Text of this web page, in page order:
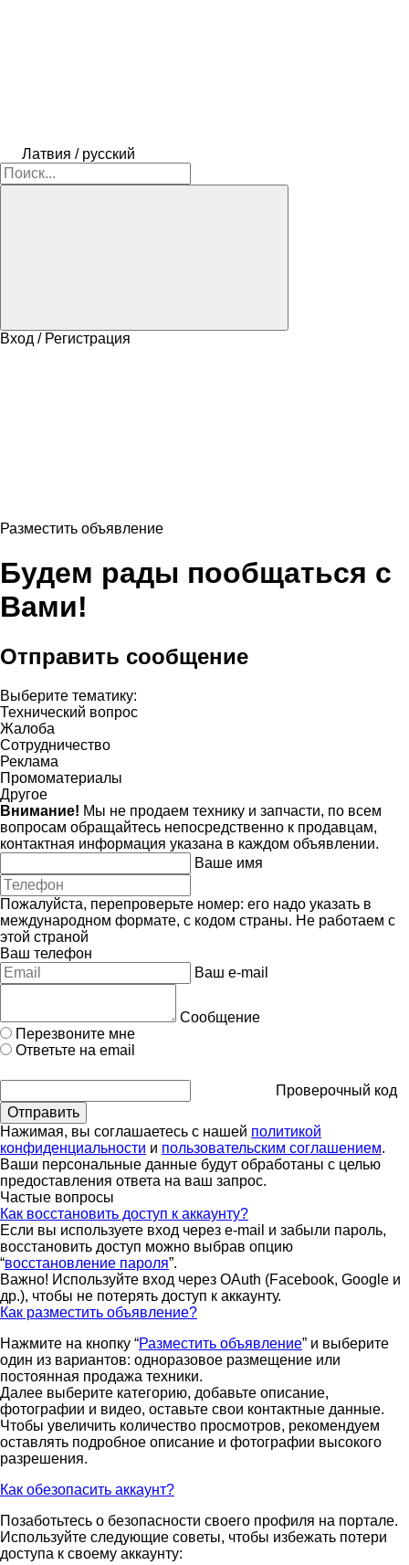
Латвия / русский
Вход / Регистрация
Разместить объявление
Будем рады пообщаться с
Вами!
Отправить сообщение
Выберите тематику:
Технический вопрос
Жалоба
Сотрудничество
Реклама
Промоматериалы
Другое
Внимание! Мы не продаем технику и запчасти, по всем
вопросам обращайтесь непосредственно к продавцам,
контактная информация указана в каждом объявлении.
Ваше имя
Пожалуйста, перепроверьте номер: его надо указать в
международном формате, с кодом страны. Не работаем с
этой страной
Ваш телефон
Ваш e-mail
Сообщение
Перезвоните мне
Ответьте на email
Проверочный код
Нажимая, вы соглашаетесь с нашей политикой
конфиденциальности и пользовательским соглашением.
Ваши персональные данные будут обработаны с целью
предоставления ответа на ваш запрос.
Частые вопросы
Как восстановить доступ к аккаунту?
Если вы используете вход через e-mail и забыли пароль,
восстановить доступ можно выбрав опцию
“восстановление пароля”.
Важно! Используйте вход через OAuth (Facebook, Google и
др.), чтобы не потерять доступ к аккаунту.
Как разместить объявление?
Нажмите на кнопку “Разместить объявление” и выберите
один из вариантов: одноразовое размещение или
постоянная продажа техники.
Далее выберите категорию, добавьте описание,
фотографии и видео, оставьте свои контактные данные.
Чтобы увеличить количество просмотров, рекомендуем
оставлять подробное описание и фотографии высокого
разрешения.
Как обезопасить аккаунт?
Позаботьтесь о безопасности своего профиля на портале.
Используйте следующие советы, чтобы избежать потери
доступа к своему аккаунту: